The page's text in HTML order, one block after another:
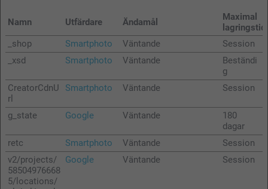
Namn Utfärdare Ändamål
Maximal
lagringstid
_shop
Smartphoto Väntande
Session
_xsd
Smartphoto Väntande
Beständi
g
CreatorCdnU
rl
Smartphoto Väntande Session
g_state Google Väntande
180
dagar
retc
Smartphoto Väntande
Session
v2/projects/
58504976668
5/locations/
Google Väntande Session